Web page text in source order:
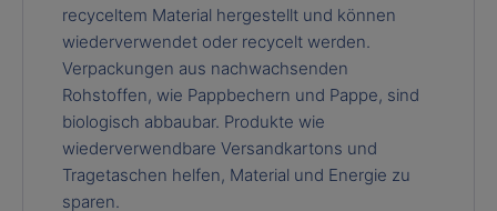
recyceltem Material hergestellt und können
wiederverwendet oder recycelt werden.
Verpackungen aus nachwachsenden
Rohstoffen, wie Pappbechern und Pappe, sind
biologisch abbaubar. Produkte wie
wiederverwendbare Versandkartons und
Tragetaschen helfen, Material und Energie zu
sparen.